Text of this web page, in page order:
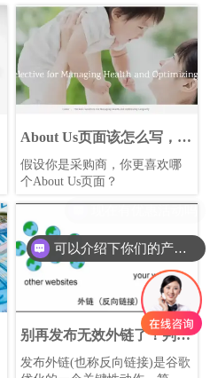
About Us页面该怎么写，才
能提高成单率？
假设你是采购商，你更喜欢哪
个About Us页面？
别再发布无效外链了！判断
DA，助力谷歌SEO优化!
发布外链(也称反向链接)是谷歌
可以介绍下你们的产品么